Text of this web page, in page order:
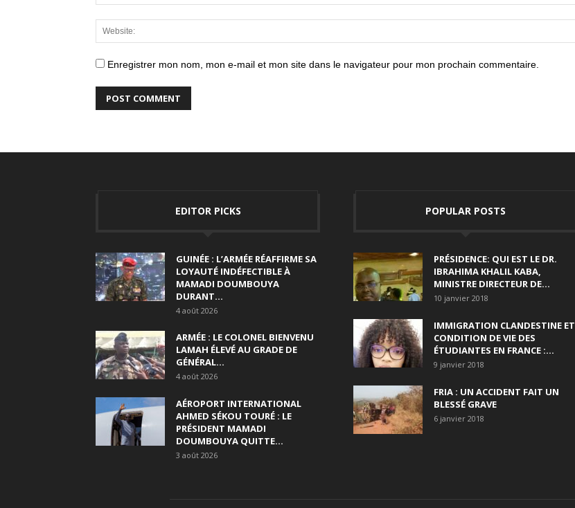
Enregistrer mon nom, mon e-mail et mon site dans le navigateur pour mon prochain commentaire.
EDITOR PICKS
GUINÉE : L’ARMÉE RÉAFFIRME SA
LOYAUTÉ INDÉFECTIBLE À
MAMADI DOUMBOUYA
DURANT...
4 août 2026
ARMÉE : LE COLONEL BIENVENU
LAMAH ÉLEVÉ AU GRADE DE
GÉNÉRAL...
4 août 2026
AÉROPORT INTERNATIONAL
AHMED SÉKOU TOURÉ : LE
PRÉSIDENT MAMADI
DOUMBOUYA QUITTE...
3 août 2026
POPULAR POSTS
PRÉSIDENCE: QUI EST LE DR.
IBRAHIMA KHALIL KABA,
MINISTRE DIRECTEUR DE...
10 janvier 2018
IMMIGRATION CLANDESTINE ET
CONDITION DE VIE DES
ÉTUDIANTES EN FRANCE :...
9 janvier 2018
FRIA : UN ACCIDENT FAIT UN
BLESSÉ GRAVE
6 janvier 2018